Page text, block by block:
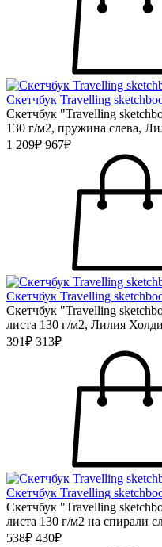
Скетчбук Travelling
Скетчбук "Travelling
130 г/м2, пружина слева,
1 209₽ 967₽
Скетчбук Travelling
Скетчбук "Travelling
листа 130 г/м2, Лилия
391₽ 313₽
Скетчбук Travelling
Скетчбук "Travelling
листа 130 г/м2 на спирали
538₽ 430₽